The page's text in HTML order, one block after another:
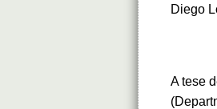
Diego
A tese